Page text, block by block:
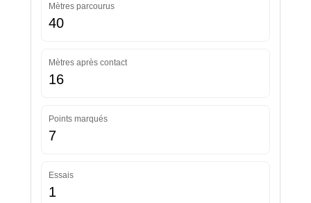
Mètres parcourus
40
Mètres après contact
16
Points marqués
7
Essais
1